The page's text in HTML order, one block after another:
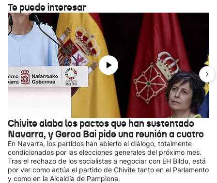
Te puede interesar
Chivite alaba los pactos que han sustentado
Navarra, y Geroa Bai pide una reunión a cuatro
En Navarra, los partidos han abierto el diálogo, totalmente
condicionados por las elecciones generales del próximo mes.
Tras el rechazo de los socialistas a negociar con EH Bildu, está
por ver como actúa el partido de Chivite tanto en el Parlamento
y como en la Alcaldía de Pamplona.